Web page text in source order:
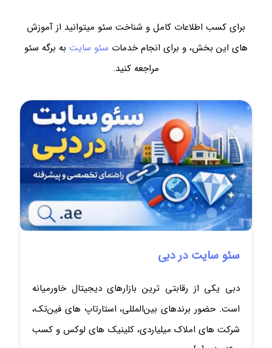
برای کسب اطلاعات کامل و شناخت سئو میتوانید از آموزش
های این بخش، و برای انجام خدمات سئو سایت به برگه سئو
مراجعه کنید.
سئو سایت در دبی
دبی یکی از رقابتی ترین بازارهای دیجیتال خاورمیانه
است. حضور برندهای بین‌المللی، استارتاپ های فین‌تک،
شرکت های املاک میلیاردی، کلینیک های لوکس و کسب